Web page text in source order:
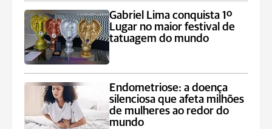
Gabriel Lima conquista 1º
Lugar no maior festival de
tatuagem do mundo
Endometriose: a doença
silenciosa que afeta milhões
de mulheres ao redor do
mundo